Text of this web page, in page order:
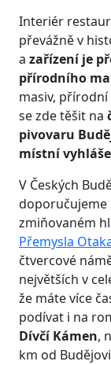
Interiér
převážně v
a zařízení je
přírodního
masiv,
se zde těšit na
pivovaru
místní
V Českých
doporučujeme
zmiňovaném
Přemysla
čtvercové
největších v
že máte více
podívat i na
Dívčí Kámen,
km od